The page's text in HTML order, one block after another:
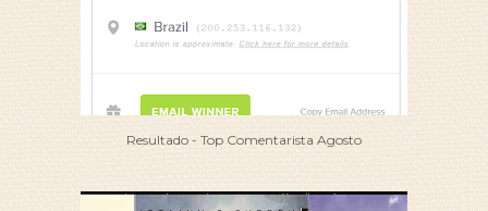
Resultado - Top Comentarista Agosto